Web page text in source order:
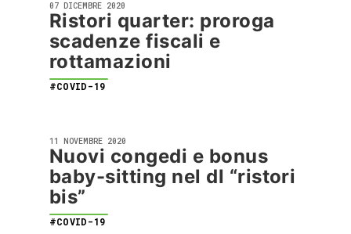
07 DICEMBRE 2020
Ristori quarter: proroga
scadenze fiscali e
rottamazioni
#COVID-19
11 NOVEMBRE 2020
Nuovi congedi e bonus
baby-sitting nel dl “ristori
bis”
#COVID-19